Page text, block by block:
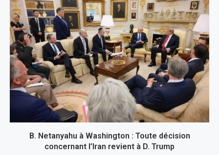
B. Netanyahu à Washington : Toute décision
concernant l’Iran revient à D. Trump